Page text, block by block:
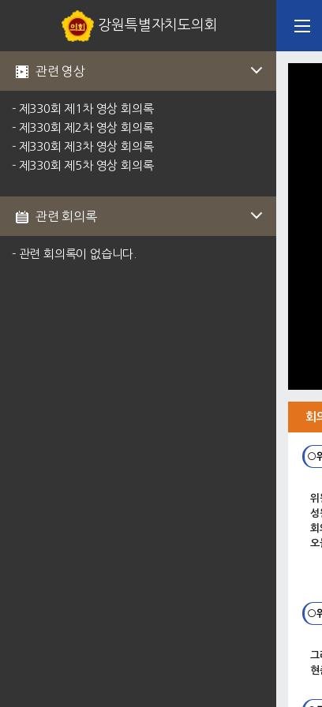
강원특별자치도의회
관련 영상
- 제330회 제1차 영상 회의록
- 제330회 제2차 영상 회의록
- 제330회 제3차 영상 회의록
- 제330회 제5차 영상 회의록
관련 회의록
- 관련 회의록이 없습니다.
회
○
위
성
회
오
○
그
현